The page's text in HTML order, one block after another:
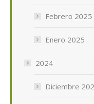
Febrero 2025
Enero 2025
2024
Diciembre